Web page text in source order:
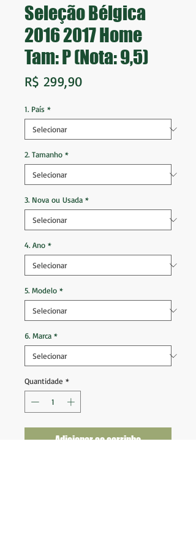
Seleção Bélgica
2016 2017 Home
Tam: P (Nota: 9,5)
R$ 299,90Preço
1. País *
2. Tamanho *
3. Nova ou Usada *
4. Ano *
5. Modelo *
6. Marca *
Quantidade *
Adicionar ao carrinho